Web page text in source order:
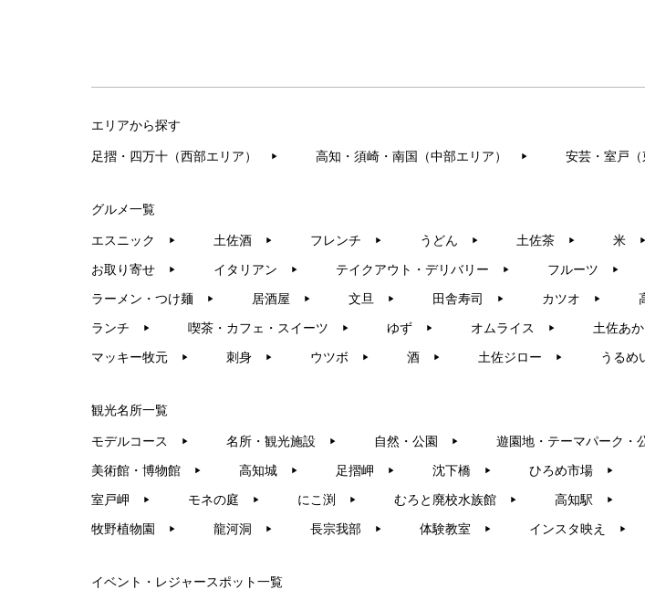
エリアから探す
足摺・四万十（西部エリア） ▶︎ 高知・須崎・南国（中部エリア） ▶︎ 安芸・室戸（
グルメ一覧
エスニック ▶︎ 土佐酒 ▶︎ フレンチ ▶︎ うどん ▶︎ 土佐茶 ▶︎ 米 ▶︎
お取り寄せ ▶︎ イタリアン ▶︎ テイクアウト・デリバリー ▶︎ フルーツ ▶︎
ラーメン・つけ麺 ▶︎ 居酒屋 ▶︎ 文旦 ▶︎ 田舎寿司 ▶︎ カツオ ▶︎
ランチ ▶︎ 喫茶・カフェ・スイーツ ▶︎ ゆず ▶︎ オムライス ▶︎ 土佐あ
マッキー牧元 ▶︎ 刺身 ▶︎ ウツボ ▶︎ 酒 ▶︎ 土佐ジロー ▶︎ うるめ
観光名所一覧
モデルコース ▶︎ 名所・観光施設 ▶︎ 自然・公園 ▶︎ 遊園地・テーマパーク・
美術館・博物館 ▶︎ 高知城 ▶︎ 足摺岬 ▶︎ 沈下橋 ▶︎ ひろめ市場 ▶︎
室戸岬 ▶︎ モネの庭 ▶︎ にこ渕 ▶︎ むろと廃校水族館 ▶︎ 高知駅 ▶︎
牧野植物園 ▶︎ 龍河洞 ▶︎ 長宗我部 ▶︎ 体験教室 ▶︎ インスタ映え ▶︎
イベント・レジャースポット一覧